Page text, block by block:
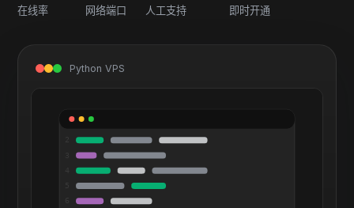
在线率 网络端口 人工支持 即时开通
Python VPS